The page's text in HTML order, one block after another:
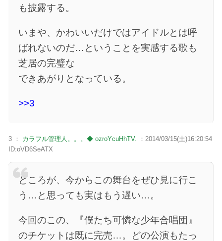
も披露する。
いまや、かわいいだけではアイドルとは呼
ばれないのだ…ということを実感する歌も
芝居の完璧な
できあがりとなっている。
>>3
3 ： カラフル管理人。。。◆ ozroYcuHhTV.
：2014/03/15(土)16:20:54
ID:oVD6SeATX
ところが、今からこの舞台をぜひ見に行こ
う…と思っても実はもう遅い…。
今回のこの、『僕たち可憐な少年合唱団』
のチケットは既に完売…。どの公演もたっ